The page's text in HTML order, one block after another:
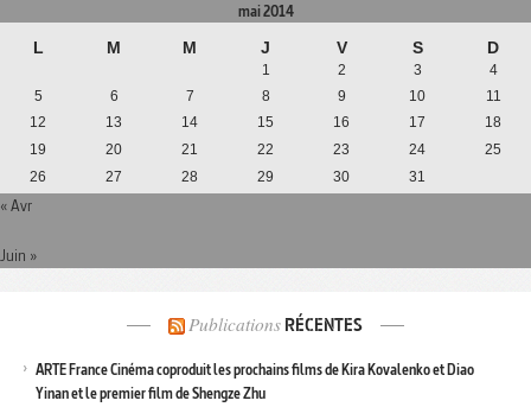
mai 2014
L M M J V S D
1 2 3
4
5
6 7 8 9 10
11
12
13 14 15 16 17
18
19
20 21 22 23 24
25
26
27 28 29 30 31
« Avr
Juin »
Publications RÉCENTES
ARTE France Cinéma coproduit les prochains films de Kira Kovalenko et Diao
Yinan et le premier film de Shengze Zhu